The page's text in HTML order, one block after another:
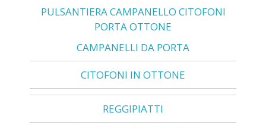
PULSANTIERA CAMPANELLO CITOFONI
PORTA OTTONE
CAMPANELLI DA PORTA
CITOFONI IN OTTONE
REGGIPIATTI